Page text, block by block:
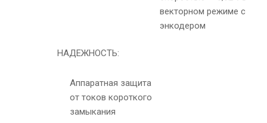
векторном режиме с
энкодером
НАДЕЖНОСТЬ:
Аппаратная защита
от токов короткого
замыкания